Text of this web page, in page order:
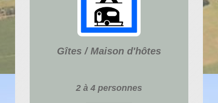
Gîtes / Maison d'hôtes
2 à 4 personnes